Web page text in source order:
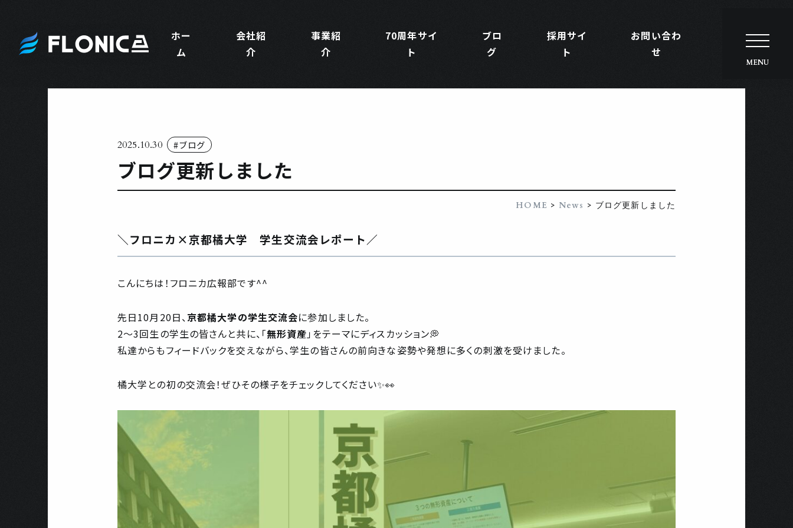
ホー
ム
会社紹
介
事業紹
介
70周年サイ
ト
ブロ
グ
採用サイ
ト
お問い合わ
せ
2025.10.30 #ブログ
ブログ更新しました
HOME > News > ブログ更新しました
＼フロニカ×京都橘大学 学生交流会レポート／
こんにちは！フロニカ広報部です^^
先日10月20日、京都橘大学の学生交流会に参加しました。
2〜3回生の学生の皆さんと共に、「無形資産」をテーマにディスカッション💭
私達からもフィードバックを交えながら、学生の皆さんの前向きな姿勢や発想に多くの刺激を受けました。
橘大学との初の交流会！ぜひその様子をチェックしてください✨👀